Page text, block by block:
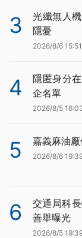
3
光纖無人
隱憂
2026/8/6 15:51
4
隱匿身分
企名單
2026/8/5
5 嘉義麻油
2026/8/6
6
交通局科
善舉曝光
2026/8/5